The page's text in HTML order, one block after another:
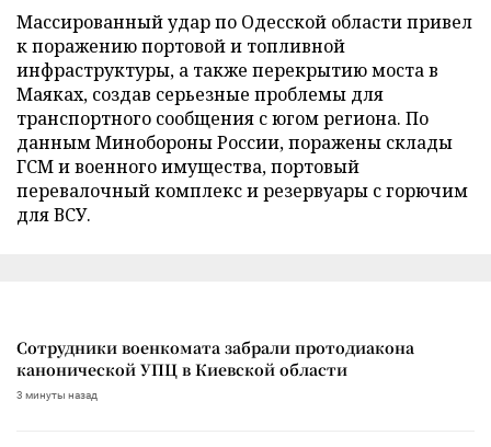
Массированный удар по Одесской области привел
к поражению портовой и топливной
инфраструктуры, а также перекрытию моста в
Маяках, создав серьезные проблемы для
транспортного сообщения с югом региона. По
данным Минобороны России, поражены склады
ГСМ и военного имущества, портовый
перевалочный комплекс и резервуары с горючим
для ВСУ.
Сотрудники военкомата забрали протодиакона
канонической УПЦ в Киевской области
3 минуты назад